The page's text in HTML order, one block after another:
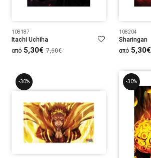
108187
Itachi Uchiha
από 5,30€ 7,60€
108204
Sharingan
από 5,30€
-30% -30%